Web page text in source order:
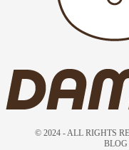
© 2024 - ALL RIGHTS
BLOG